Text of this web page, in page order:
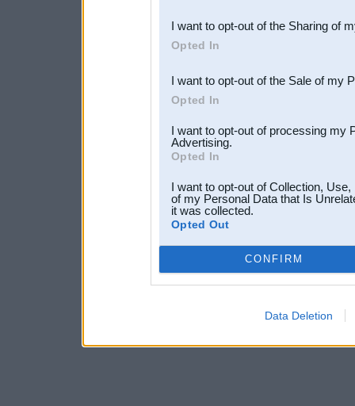
Downstream Participants
third parties.
I want to opt-out of the Sharing of
Opted In
I want to opt-out of the Sale of my
Opted In
I want to opt-out of processing my
Advertising.
Opted In
I want to opt-out of Collection,
of my Personal Data that Is
it was collected.
Opted Out
CONFIRM
Data Deletion